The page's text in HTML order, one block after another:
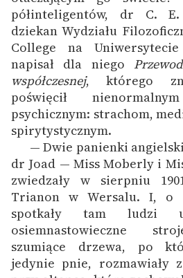
półinteligentów, dr C.
dziekan Wydziału
College na
napisał dla niego
współczesnej, którego
poświęcił
psychicznym: strachom,
spirytystycznym.
— Dwie panienki
dr Joad — Miss Moberly i
zwiedzały w sierpniu
Trianon w Wersalu. I, o
spotkały tam ludzi
osiemnastowieczne
szumiące drzewa, po
jedynie pnie, rozmawiały